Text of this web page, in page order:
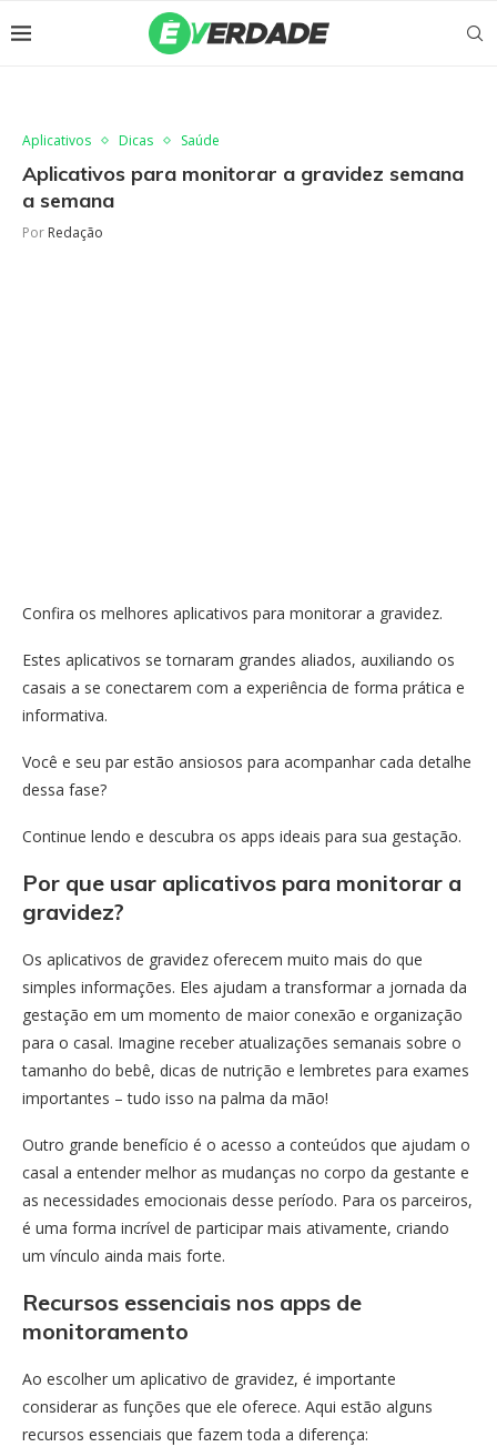
Aplicativos Dicas Saúde
Aplicativos para monitorar a gravidez semana
a semana
Por Redação
Confira os melhores aplicativos para monitorar a gravidez.
Estes aplicativos se tornaram grandes aliados, auxiliando os
casais a se conectarem com a experiência de forma prática e
informativa.
Você e seu par estão ansiosos para acompanhar cada detalhe
dessa fase?
Continue lendo e descubra os apps ideais para sua gestação.
Por que usar aplicativos para monitorar a
gravidez?
Os aplicativos de gravidez oferecem muito mais do que
simples informações. Eles ajudam a transformar a jornada da
gestação em um momento de maior conexão e organização
para o casal. Imagine receber atualizações semanais sobre o
tamanho do bebê, dicas de nutrição e lembretes para exames
importantes – tudo isso na palma da mão!
Outro grande benefício é o acesso a conteúdos que ajudam o
casal a entender melhor as mudanças no corpo da gestante e
as necessidades emocionais desse período. Para os parceiros,
é uma forma incrível de participar mais ativamente, criando
um vínculo ainda mais forte.
Recursos essenciais nos apps de
monitoramento
Ao escolher um aplicativo de gravidez, é importante
considerar as funções que ele oferece. Aqui estão alguns
recursos essenciais que fazem toda a diferença: